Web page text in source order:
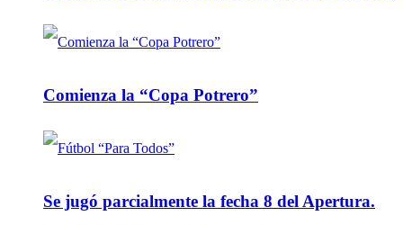
Comienza la “Copa Potrero”
Se jugó parcialmente la fecha 8 del Apertura.